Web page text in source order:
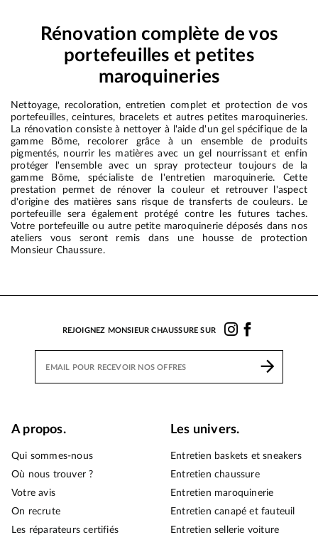
Rénovation complète de vos
portefeuilles et petites
maroquineries
Nettoyage, recoloration, entretien complet et protection de vos
portefeuilles, ceintures, bracelets et autres petites maroquineries.
La rénovation consiste à nettoyer à l'aide d'un gel spécifique de la
gamme Bōme, recolorer grâce à un ensemble de produits
pigmentés, nourrir les matières avec un gel nourrissant et enfin
protéger l'ensemble avec un spray protecteur toujours de la
gamme Bōme, spécialiste de l'entretien maroquinerie. Cette
prestation permet de rénover la couleur et retrouver l'aspect
d'origine des matières sans risque de transferts de couleurs. Le
portefeuille sera également protégé contre les futures taches.
Votre portefeuille ou autre petite maroquinerie déposés dans nos
ateliers vous seront remis dans une housse de protection
Monsieur Chaussure.
REJOIGNEZ MONSIEUR CHAUSSURE SUR
A propos.
Qui sommes-nous
Où nous trouver ?
Votre avis
On recrute
Les réparateurs certifiés
Les univers.
Entretien baskets et sneakers
Entretien chaussure
Entretien maroquinerie
Entretien canapé et fauteuil
Entretien sellerie voiture